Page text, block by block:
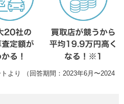
より （回答期間：2023年6月〜2024